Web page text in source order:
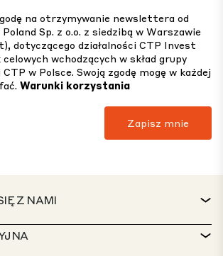
na otrzymywanie newslettera od
Sp. z o.o. z siedzibą w Warszawie
dotyczącego działalności CTP Invest
celowych wchodzących w skład grupy
w Polsce. Swoją zgodę mogę w każdej
Warunki korzystania
Z NAMI